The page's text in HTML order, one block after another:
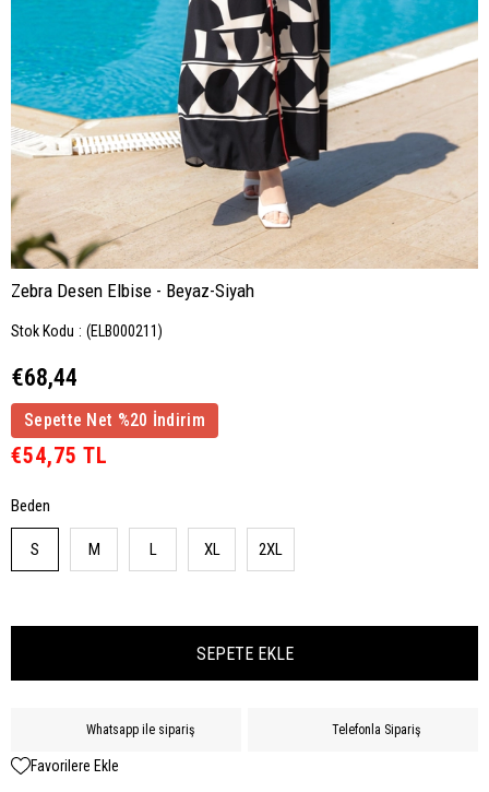
Zebra Desen Elbise - Beyaz-Siyah
Stok Kodu (ELB000211)
€68,44
Sepette Net %20 İndirim
€54,75 TL
Beden
S M L XL 2XL
Whatsapp ile sipariş Telefonla Sipariş
Favorilere Ekle